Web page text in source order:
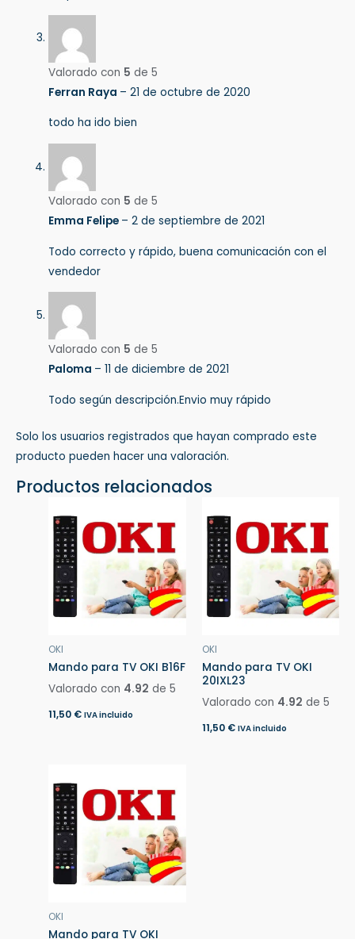
Valorado con 5 de 5
Ferran Raya – 21 de octubre de 2020
todo ha ido bien
Valorado con 5 de 5
Emma Felipe – 2 de septiembre de 2021
Todo correcto y rápido, buena comunicación con el
vendedor
Valorado con 5 de 5
Paloma – 11 de diciembre de 2021
Todo según descripción.Envio muy rápido
Solo los usuarios registrados que hayan comprado este
producto pueden hacer una valoración.
Productos relacionados
OKI
Mando para TV OKI B16F
Valorado con 4.92 de 5
11,50 € IVA incluido
OKI
Mando para TV OKI
20IXL23
Valorado con 4.92 de 5
11,50 € IVA incluido
OKI
Mando para TV OKI